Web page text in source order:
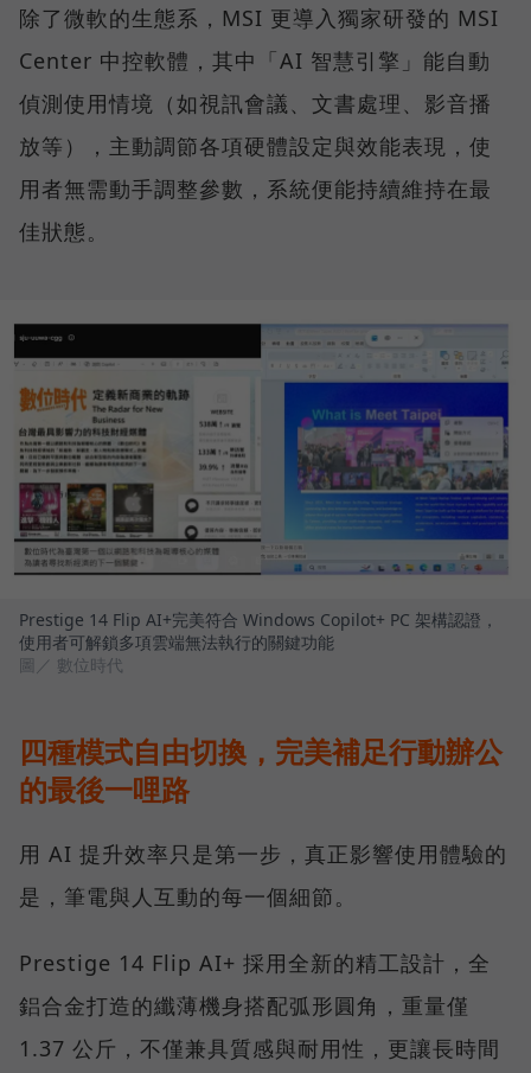
除了微軟的生態系，MSI 更導入獨家研發的 MSI
Center 中控軟體，其中「AI 智慧引擎」能自動
偵測使用情境（如視訊會議、文書處理、影音播
放等），主動調節各項硬體設定與效能表現，使
用者無需動手調整參數，系統便能持續維持在最
佳狀態。
Prestige 14 Flip AI+完美符合 Windows Copilot+ PC 架構認證，
使用者可解鎖多項雲端無法執行的關鍵功能
圖／ 數位時代
四種模式自由切換，完美補足行動辦公
的最後一哩路
用 AI 提升效率只是第一步，真正影響使用體驗的
是，筆電與人互動的每一個細節。
Prestige 14 Flip AI+ 採用全新的精工設計，全
鋁合金打造的纖薄機身搭配弧形圓角，重量僅
1.37 公斤，不僅兼具質感與耐用性，更讓長時間